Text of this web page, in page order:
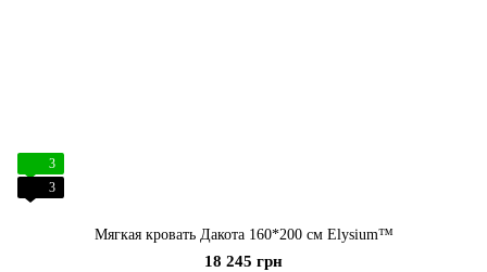
3
3
Мягкая кровать Дакота 160*200 cм Elysium™
18 245 грн